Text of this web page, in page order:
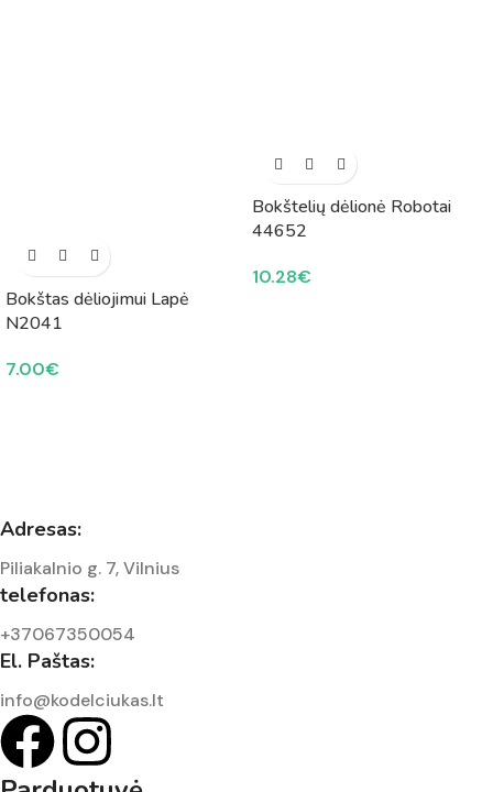
Bokštas dėliojimui Lapė
N2041
7.00€
Bokštelių dėlionė Robotai
44652
10.28€
Adresas:
Piliakalnio g. 7, Vilnius
telefonas:
+37067350054
El. Paštas:
info@kodelciukas.lt